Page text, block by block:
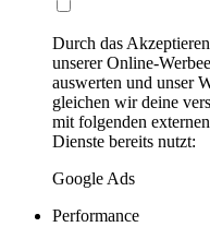
Durch das
unserer Online-
auswerten und unser
gleichen wir deine
mit folgenden
Dienste bereits nutzt:
Google Ads
Performance